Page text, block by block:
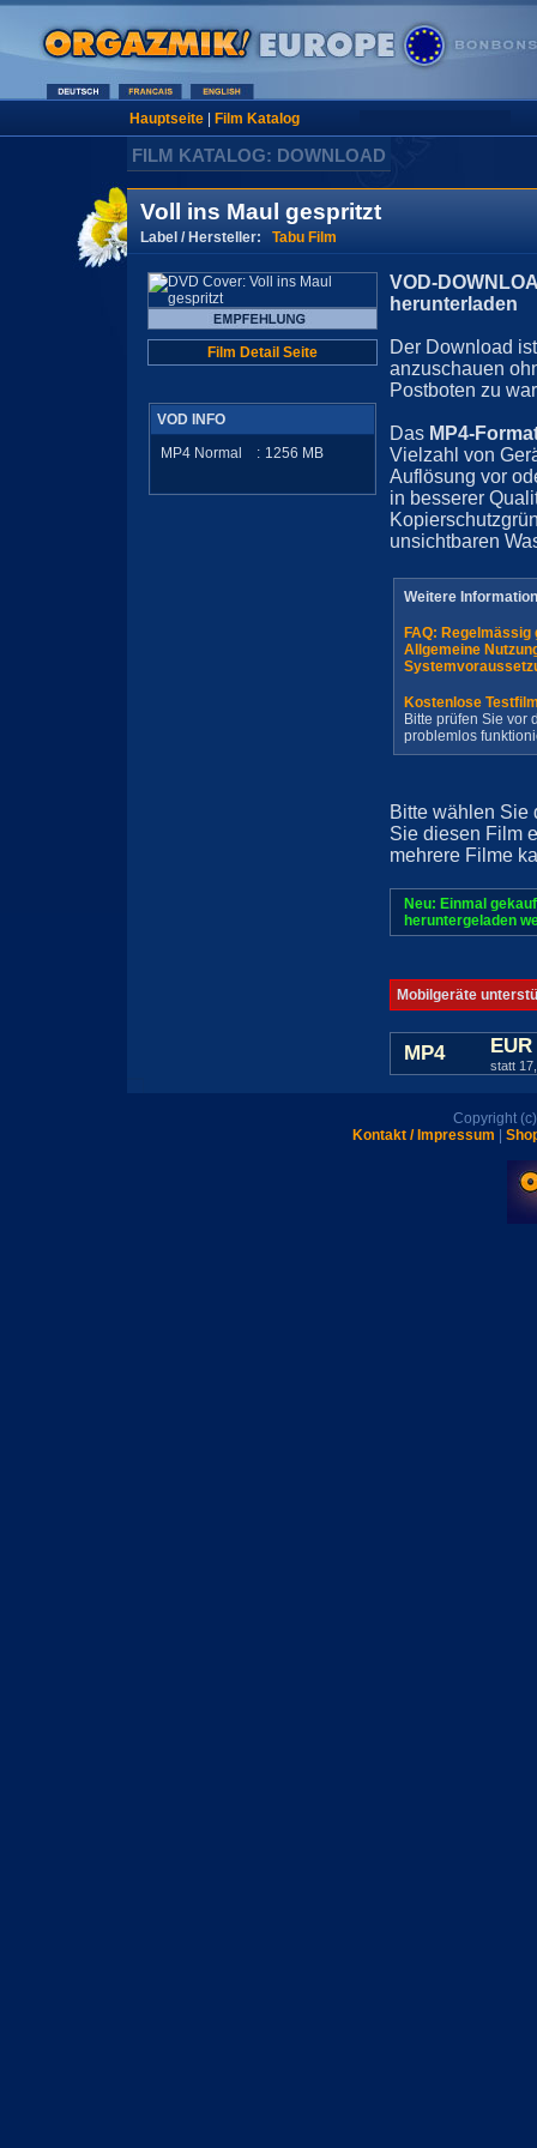
Hauptseite| Film Katalog
FILM KATALOG: DOWNLOAD
Voll ins Maul gespritzt
Label / Hersteller: Tabu Film
Film Detail Seite
VOD INFO
MP4 Normal
: 1256 MB
VOD-
herunterladen
Der Download
anzuschauen
Postboten zu
Das MP4-
Vielzahl von
Auflösung vor
in besserer
unsichtbaren
Weitere
FAQ:
Allgemeine
Kostenlose
Bitte prüfen Sie vor
problemlos
Bitte wählen Sie
Sie diesen Film
mehrere Filme
Neu: Einmal
heruntergeladen
Mobilgeräte
MP4
statt
Copyright
Kontakt / Impressum